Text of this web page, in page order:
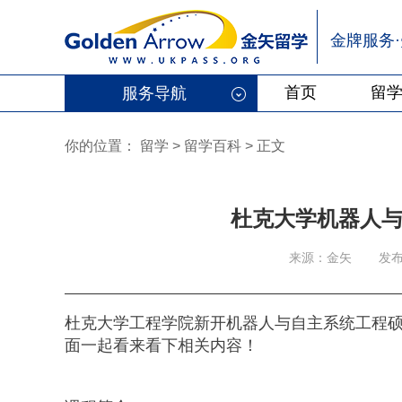
金牌服务
服务导航 首页 留
你的位置： 留学 > 留学百科 > 正文
杜克大学机器人
来源：金矢 发
杜克大学工程学院新开机器人与自主系统工程
面一起看来看下相关内容！